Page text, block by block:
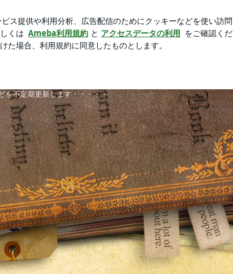
ロ
を不定期更新します・・・・・